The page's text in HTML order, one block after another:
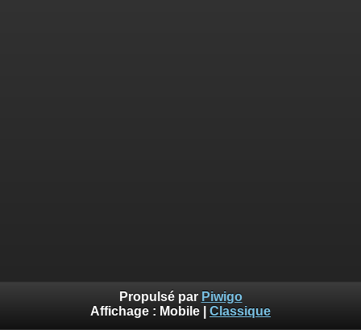
Propulsé par Piwigo
Affichage : Mobile Classique